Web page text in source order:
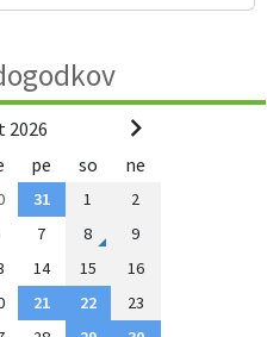
2026
pe so ne
31 1
2
7 8
9
14 15
16
21 22
23